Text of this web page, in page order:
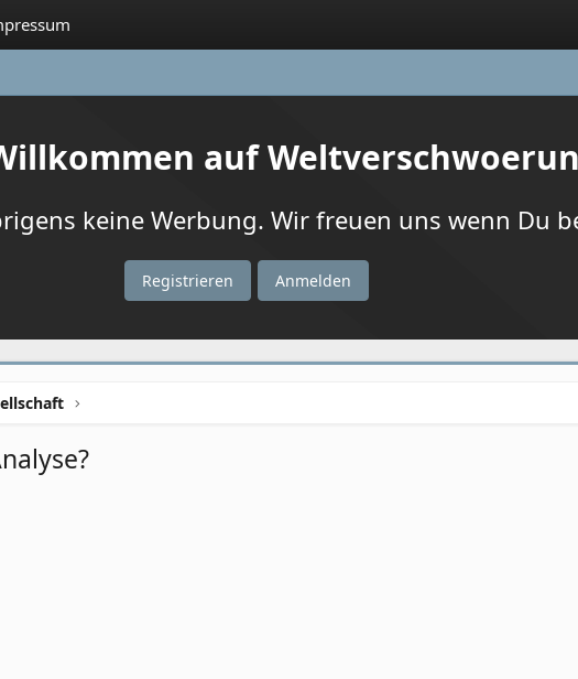
auf
keine Werbung. Wir freuen uns wenn Du
Registrieren Anmelden